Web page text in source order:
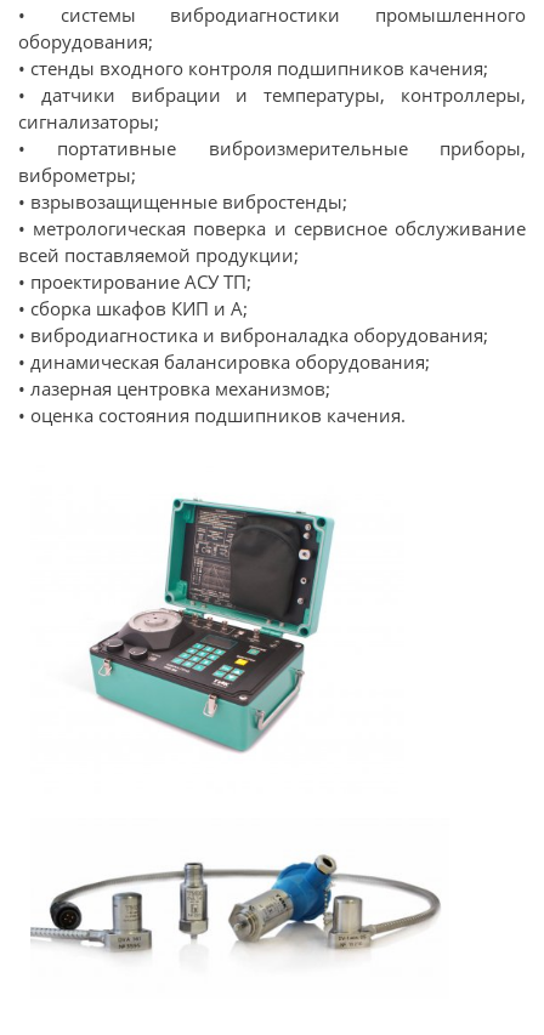
• системы вибродиагностики промышленного
оборудования;
• стенды входного контроля подшипников качения;
• датчики вибрации и температуры, контроллеры,
сигнализаторы;
• портативные виброизмерительные приборы,
виброметры;
• взрывозащищенные вибростенды;
• метрологическая поверка и сервисное обслуживание
всей поставляемой продукции;
• проектирование АСУ ТП;
• сборка шкафов КИП и А;
• вибродиагностика и виброналадка оборудования;
• динамическая балансировка оборудования;
• лазерная центровка механизмов;
• оценка состояния подшипников качения.